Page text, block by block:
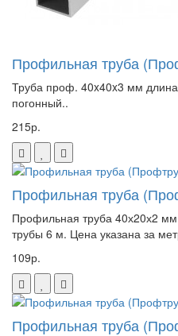
Профильная труба
Труба проф. 40x40x3 мм
погонный..
215р.
Профильная труба
Профильная труба 40х20х2
трубы 6 м. Цена указана за
109р.
Профильная труба